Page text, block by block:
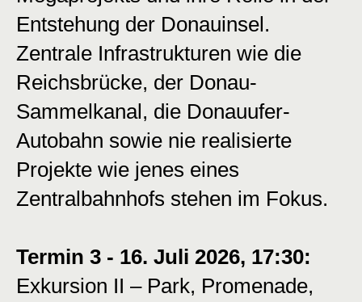
Entstehung der Donauinsel.
Zentrale Infrastrukturen wie die
Reichsbrücke, der Donau-
Sammelkanal, die Donauufer-
Autobahn sowie nie realisierte
Projekte wie jenes eines
Zentralbahnhofs stehen im Fokus.
Termin 3 - 16. Juli 2026, 17:30:
Exkursion II – Park, Promenade,